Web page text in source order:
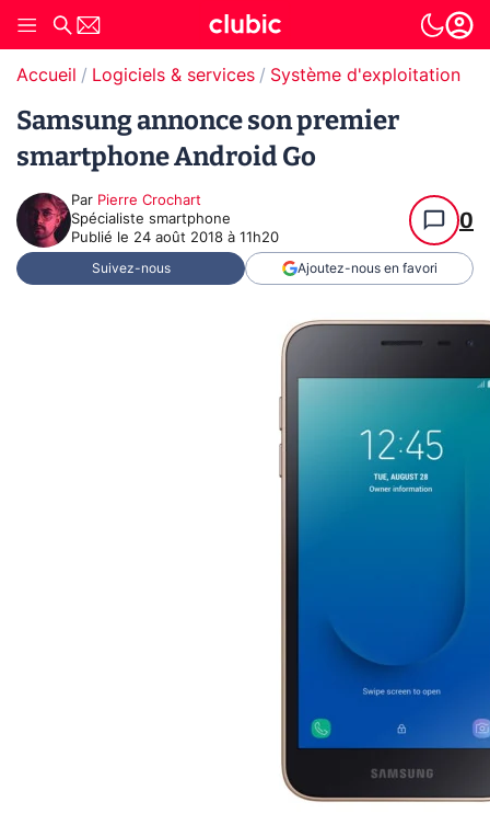
Accueil Logiciels & services Système d'exploitation
Samsung annonce son premier
smartphone Android Go
Par Pierre Crochart
Spécialiste smartphone
Publié le 24 août 2018 à 11h20
0
Suivez-nous Ajoutez-nous en favori